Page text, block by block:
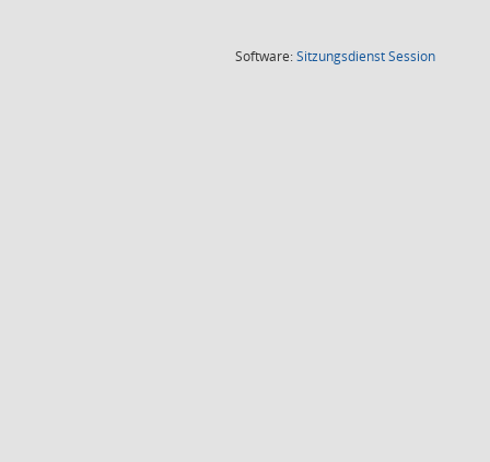
Software:SitzungsdienstSession(Wird in